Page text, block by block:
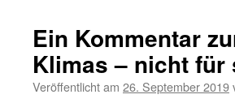
Ein Kommentar
Klimas – nicht
Veröffentlicht am 26. September 2019